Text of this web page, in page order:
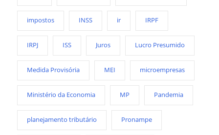
impostos INSS ir IRPF
IRPJ ISS Juros Lucro Presumido
Medida Provisória MEI microempresas
Ministério da Economia MP Pandemia
planejamento tributário Pronampe